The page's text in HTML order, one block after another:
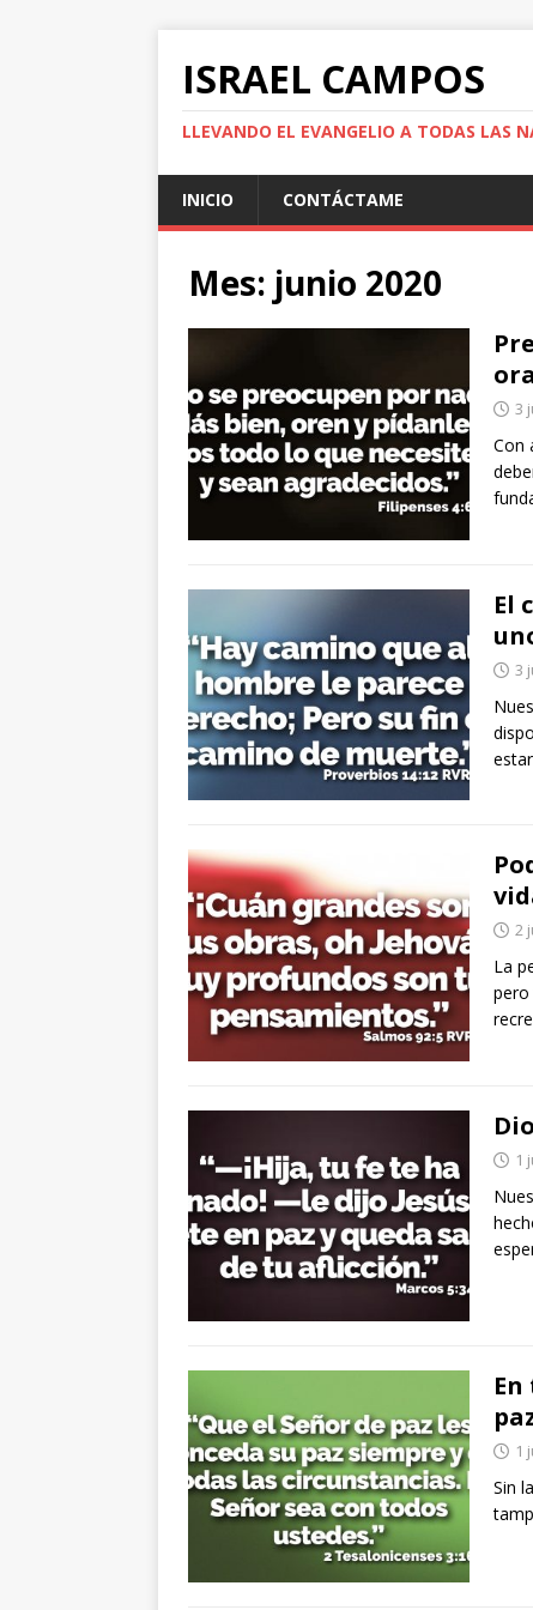
ISRAEL CAMPOS
LLEVANDO EL EVANGELIO A TODAS LAS
INICIO CONTÁCTAME
Mes: junio 2020
3
Con
El
3
2
La
pero
1
1
Sin